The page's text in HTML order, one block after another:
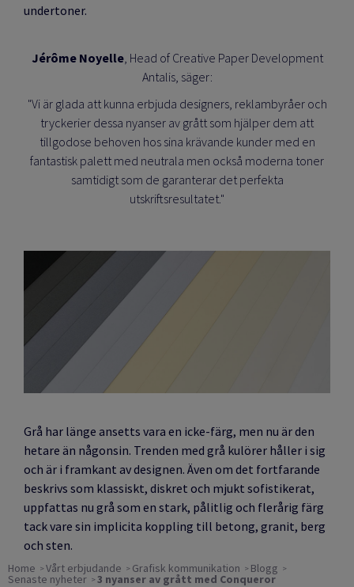
undertoner.
Jérôme Noyelle, Head of Creative Paper Development
Antalis, säger:
"Vi är glada att kunna erbjuda designers, reklambyråer och
tryckerier dessa nyanser av grått som hjälper dem att
tillgodose behoven hos sina krävande kunder med en
fantastisk palett med neutrala men också moderna toner
samtidigt som de garanterar det perfekta
utskriftsresultatet."
Grå har länge ansetts vara en icke-färg, men nu är den
hetare än någonsin. Trenden med grå kulörer håller i sig
och är i framkant av designen. Även om det fortfarande
beskrivs som klassiskt, diskret och mjukt sofistikerat,
uppfattas nu grå som en stark, pålitlig och flerårig färg
tack vare sin implicita koppling till betong, granit, berg
och sten.
Home Vårt erbjudande Grafisk kommunikation Blogg
Senaste nyheter 3 nyanser av grått med Conqueror